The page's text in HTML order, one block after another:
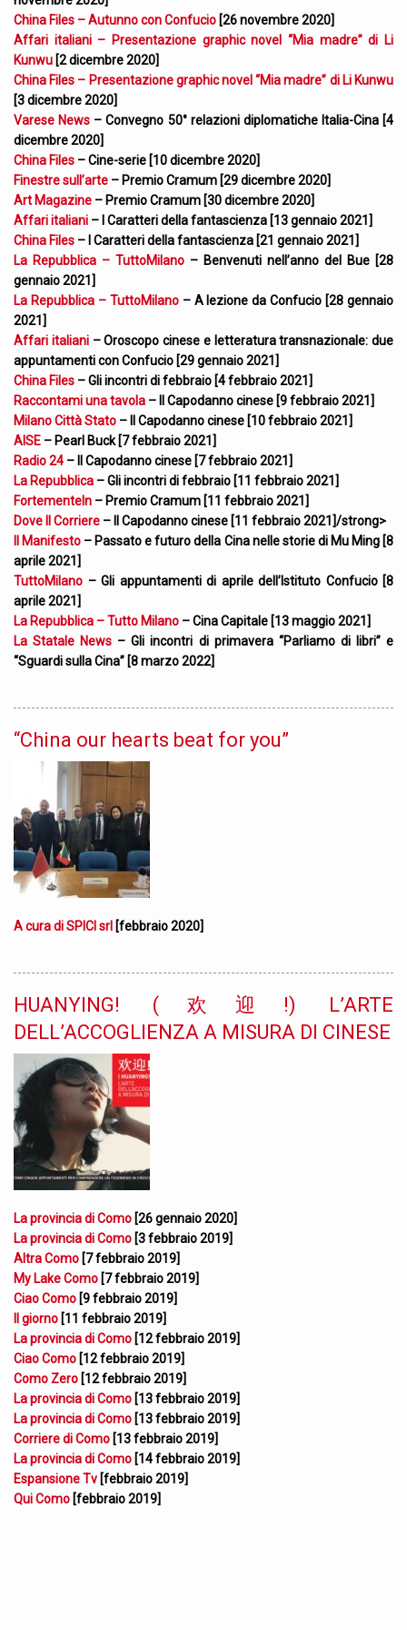
China Files – Autunno con Confucio [26 novembre 2020]
Affari italiani – Presentazione graphic novel “Mia madre” di Li
Kunwu [2 dicembre 2020]
China Files – Presentazione graphic novel “Mia madre” di Li Kunwu
[3 dicembre 2020]
Varese News – Convegno 50° relazioni diplomatiche Italia-Cina [4
dicembre 2020]
China Files – Cine-serie [10 dicembre 2020]
Finestre sull’arte – Premio Cramum [29 dicembre 2020]
Art Magazine – Premio Cramum [30 dicembre 2020]
Affari italiani – I Caratteri della fantascienza [13 gennaio 2021]
China Files – I Caratteri della fantascienza [21 gennaio 2021]
La Repubblica – TuttoMilano – Benvenuti nell’anno del Bue [28
gennaio 2021]
La Repubblica – TuttoMilano– A lezione da Confucio [28 gennaio
2021]
Affari italiani– Oroscopo cinese e letteratura transnazionale: due
appuntamenti con Confucio [29 gennaio 2021]
China Files – Gli incontri di febbraio [4 febbraio 2021]
Raccontami una tavola – Il Capodanno cinese [9 febbraio 2021]
Milano Città Stato – Il Capodanno cinese [10 febbraio 2021]
AISE – Pearl Buck [7 febbraio 2021]
Radio 24 – Il Capodanno cinese [7 febbraio 2021]
La Repubblica – Gli incontri di febbraio [11 febbraio 2021]
FortementeIn – Premio Cramum [11 febbraio 2021]
Dove Il Corriere – Il Capodanno cinese [11 febbraio 2021]/strong>
Il Manifesto – Passato e futuro della Cina nelle storie di Mu Ming [8
aprile 2021]
TuttoMilano – Gli appuntamenti di aprile dell’Istituto Confucio [8
aprile 2021]
La Repubblica – Tutto Milano – Cina Capitale [13 maggio 2021]
La Statale News – Gli incontri di primavera “Parliamo di libri” e
“Sguardi sulla Cina” [8 marzo 2022]
“China our hearts beat for you”
A cura di SPICI srl [febbraio 2020]
HUANYING! (欢迎!) L’ARTE
DELL’ACCOGLIENZA A MISURA DI CINESE
La provincia di Como [26 gennaio 2020]
La provincia di Como [3 febbraio 2019]
Altra Como [7 febbraio 2019]
My Lake Como [7 febbraio 2019]
Ciao Como [9 febbraio 2019]
Il giorno [11 febbraio 2019]
La provincia di Como [12 febbraio 2019]
Ciao Como [12 febbraio 2019]
Como Zero [12 febbraio 2019]
La provincia di Como [13 febbraio 2019]
La provincia di Como [13 febbraio 2019]
Corriere di Como [13 febbraio 2019]
La provincia di Como [14 febbraio 2019]
Espansione Tv [febbraio 2019]
Qui Como [febbraio 2019]